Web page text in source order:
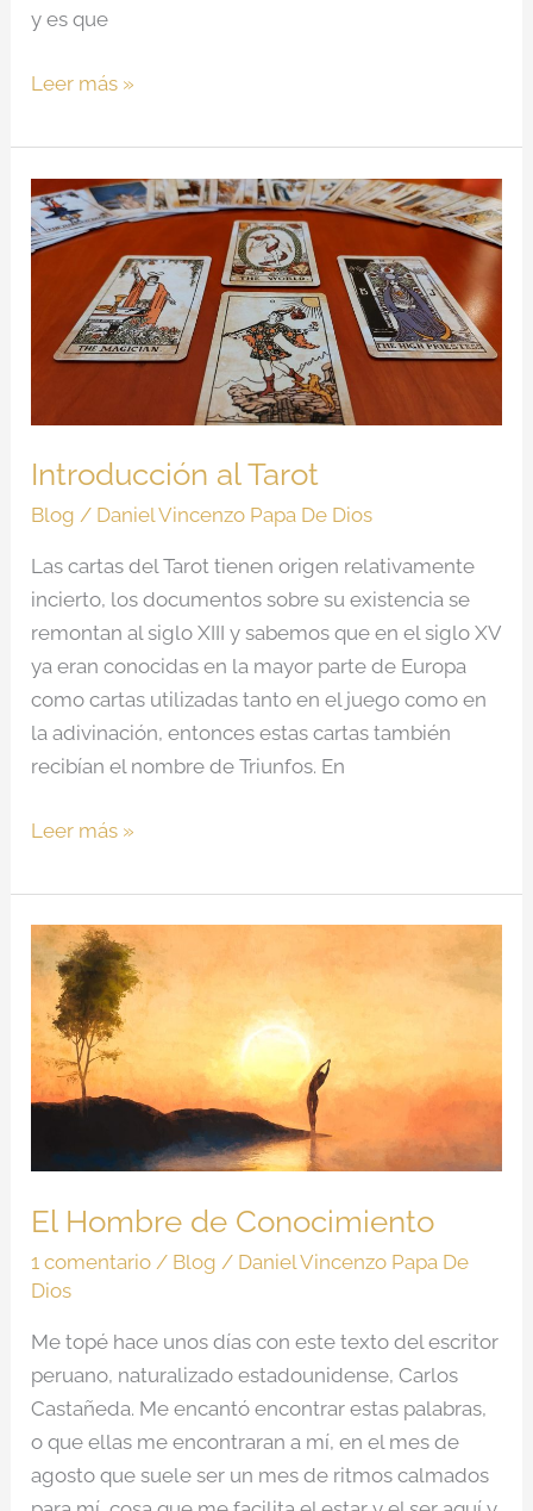
y es que
Leer más »
Introducción al Tarot
Blog / Daniel Vincenzo Papa De Dios
Las cartas del Tarot tienen origen relativamente
incierto, los documentos sobre su existencia se
remontan al siglo XIII y sabemos que en el siglo XV
ya eran conocidas en la mayor parte de Europa
como cartas utilizadas tanto en el juego como en
la adivinación, entonces estas cartas también
recibían el nombre de Triunfos. En
Introducción
al
Tarot
Leer más »
El Hombre de Conocimiento
1 comentario / Blog / Daniel Vincenzo Papa De
Dios
Me topé hace unos días con este texto del escritor
peruano, naturalizado estadounidense, Carlos
Castañeda. Me encantó encontrar estas palabras,
o que ellas me encontraran a mí, en el mes de
agosto que suele ser un mes de ritmos calmados
El
Hombre
de
Conocimiento